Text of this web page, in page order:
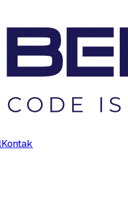
Kontak